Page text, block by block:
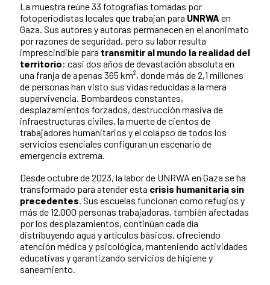
La muestra reúne 33 fotografías tomadas por
fotoperiodistas locales que trabajan para UNRWA en
Gaza. Sus autores y autoras permanecen en el anonimato
por razones de seguridad, pero su labor resulta
imprescindible para transmitir al mundo la realidad del
territorio: casi dos años de devastación absoluta en
una franja de apenas 365 km², donde más de 2,1 millones
de personas han visto sus vidas reducidas a la mera
supervivencia. Bombardeos constantes,
desplazamientos forzados, destrucción masiva de
infraestructuras civiles, la muerte de cientos de
trabajadores humanitarios y el colapso de todos los
servicios esenciales configuran un escenario de
emergencia extrema.
Desde octubre de 2023, la labor de UNRWA en Gaza se ha
transformado para atender esta crisis humanitaria sin
precedentes. Sus escuelas funcionan como refugios y
más de 12.000 personas trabajadoras, también afectadas
por los desplazamientos, continúan cada día
distribuyendo agua y artículos básicos, ofreciendo
atención médica y psicológica, manteniendo actividades
educativas y garantizando servicios de higiene y
saneamiento.